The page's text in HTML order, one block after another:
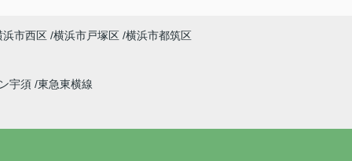
浜市西区 横浜市戸塚区 横浜市都筑区
宇須 東急東横線